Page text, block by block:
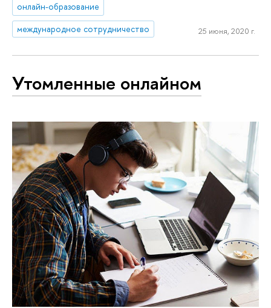
онлайн-образование
международное сотрудничество
25 июня, 2020 г.
Утомленные онлайном